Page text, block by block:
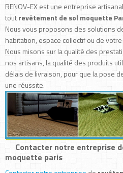
RENOV-EX est une entreprise
toutrevêtement de sol moquette
Nous vous proposons des solutions
habitation, espace collectif ou de
Nous misons sur la qualité des
nos artisans, la qualité des produits
délais de livraison, pour que la pose
une réussite.
Contacter notre entreprise
moquette paris